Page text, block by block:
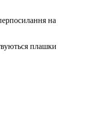
на
плашки